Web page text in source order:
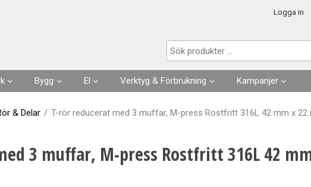
Logga in
Bygg
Husgrunder
El
Kabel
Skarvsladdar, stickproppar
Verktyg & Förbrukning
Förbrukningsvaror
Kläder
Kampanjer
& Delar / T-rör reducerat med 3 muffar, M-press Rostfritt 316L 42 mm x 22
3 muffar, M-press Rostfritt 316L 42